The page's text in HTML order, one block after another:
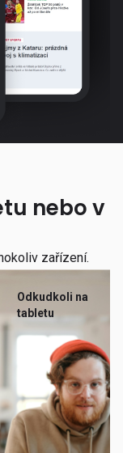
nebo v
zařízení.
Odkudkoli na
tabletu